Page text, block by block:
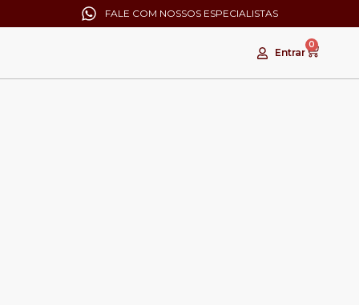
FALE COM NOSSOS ESPECIALISTAS
Entrar
0